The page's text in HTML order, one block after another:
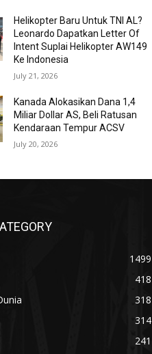
Helikopter Baru Untuk TNI AL?
Leonardo Dapatkan Letter Of
Intent Suplai Helikopter AW149
Ke Indonesia
July 21, 2026
Kanada Alokasikan Dana 1,4
Miliar Dollar AS, Beli Ratusan
Kendaraan Tempur ACSV
July 20, 2026
1499
418
318
314
241